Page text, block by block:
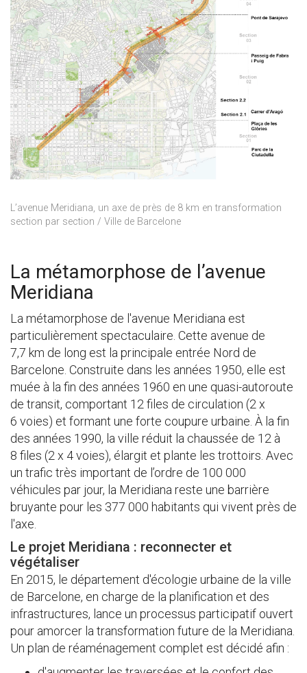
L’avenue Meridiana, un axe de près de 8 km en transformation
section par section / Ville de Barcelone
La métamorphose de l’avenue
Meridiana
La métamorphose de l'avenue Meridiana est
particulièrement spectaculaire. Cette avenue de
7,7 km de long est la principale entrée Nord de
Barcelone. Construite dans les années 1950, elle est
muée à la fin des années 1960 en une quasi-autoroute
de transit, comportant 12 files de circulation (2 x
6 voies) et formant une forte coupure urbaine. À la fin
des années 1990, la ville réduit la chaussée de 12 à
8 files (2 x 4 voies), élargit et plante les trottoirs. Avec
un trafic très important de l’ordre de 100 000
véhicules par jour, la Meridiana reste une barrière
bruyante pour les 377 000 habitants qui vivent près de
l'axe.
Le projet Meridiana : reconnecter et
végétaliser
En 2015, le département d'écologie urbaine de la ville
de Barcelone, en charge de la planification et des
infrastructures, lance un processus participatif ouvert
pour amorcer la transformation future de la Meridiana.
Un plan de réaménagement complet est décidé afin :